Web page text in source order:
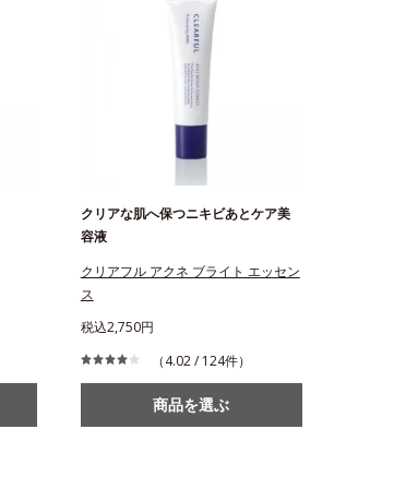
クリアな肌へ保つニキビあとケア美
容液
クリアフル アクネ ブライト エッセン
ス
税込2,750円
（4.02 / 124件）
商品を選ぶ